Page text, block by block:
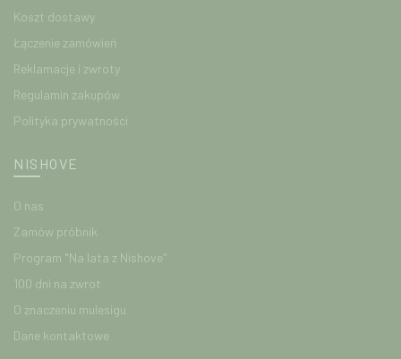
Koszt dostawy
Łączenie zamówień
Reklamacje i zwroty
Regulamin zakupów
Polityka prywatności
NISHOVE
O nas
Zamów próbnik
Program "Na lata z Nishove"
100 dni na zwrot
O znaczeniu mulesigu
Dane kontaktowe